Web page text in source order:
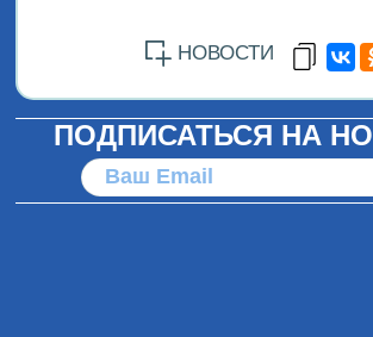
НОВОСТИ
ПОДПИСАТЬСЯ НА